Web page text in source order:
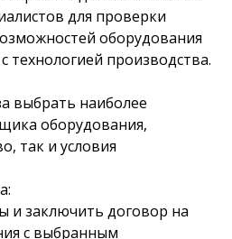
для проверки
оборудования
технологией производства.
выбрать наиболее
оборудования,
так и условия
и заключить договор на
с выбранным
Наталья, В нашем каталоге
с учетом доставки до
Доставка в Курган
07/08/2026 15:51
машина
DF-13 , копия
почту. Запускайте
день! Мы увидели вашу